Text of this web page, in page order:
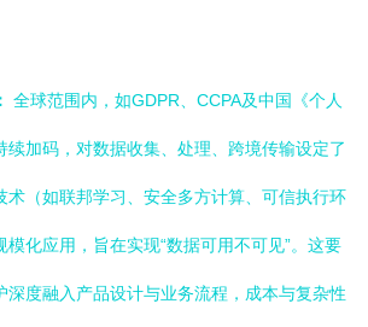
全球范围内，如GDPR、CCPA及中国《个人
续加码，对数据收集、处理、跨境传输设定了
术（如联邦学习、安全多方计算、可信执行环
化应用，旨在实现“数据可用不可见”。这要
深度融入产品设计与业务流程，成本与复杂性